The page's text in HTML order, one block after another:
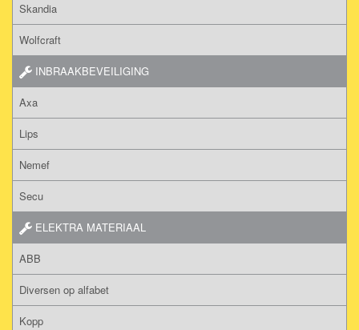
Skandia
Wolfcraft
INBRAAKBEVEILIGING
Axa
Lips
Nemef
Secu
ELEKTRA MATERIAAL
ABB
Diversen op alfabet
Kopp